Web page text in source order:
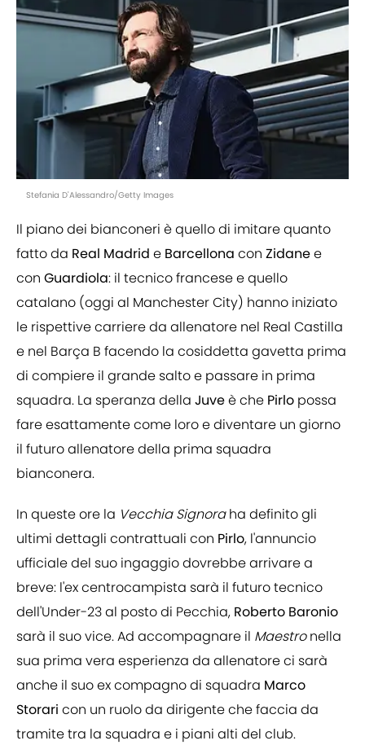
Stefania D'Alessandro/Getty Images
Il piano dei bianconeri è quello di imitare quanto
fatto da Real Madrid e Barcellona con Zidanee
con Guardiola: il tecnico francese e quello
catalano (oggi al Manchester City) hanno iniziato
le rispettive carriere da allenatore nel Real Castilla
e nel Barça B facendo la cosiddetta gavetta prima
di compiere il grande salto e passare in prima
squadra. La speranza della Juveè che Pirlo possa
fare esattamente come loro e diventare un giorno
il futuro allenatore della prima squadra
bianconera.
In queste ore la Vecchia Signoraha definito gli
ultimi dettagli contrattuali con Pirlo, l'annuncio
ufficiale del suo ingaggio dovrebbe arrivare a
breve: l'ex centrocampista sarà il futuro tecnico
dell'Under-23 al posto di Pecchia, Roberto Baronio
sarà il suo vice. Ad accompagnare il Maestronella
sua prima vera esperienza da allenatore ci sarà
anche il suo ex compagno di squadra Marco
Storari con un ruolo da dirigente che faccia da
tramite tra la squadra e i piani alti del club.